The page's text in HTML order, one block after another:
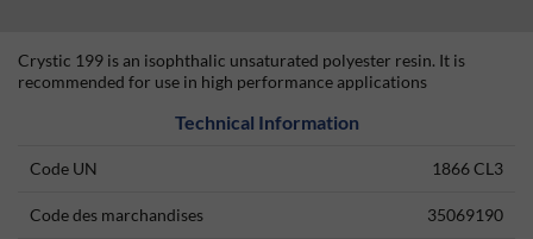
Crystic 199 is an isophthalic unsaturated polyester resin. It is
recommended for use in high performance applications
Technical Information
Code UN 1866 CL3
Code des marchandises 35069190